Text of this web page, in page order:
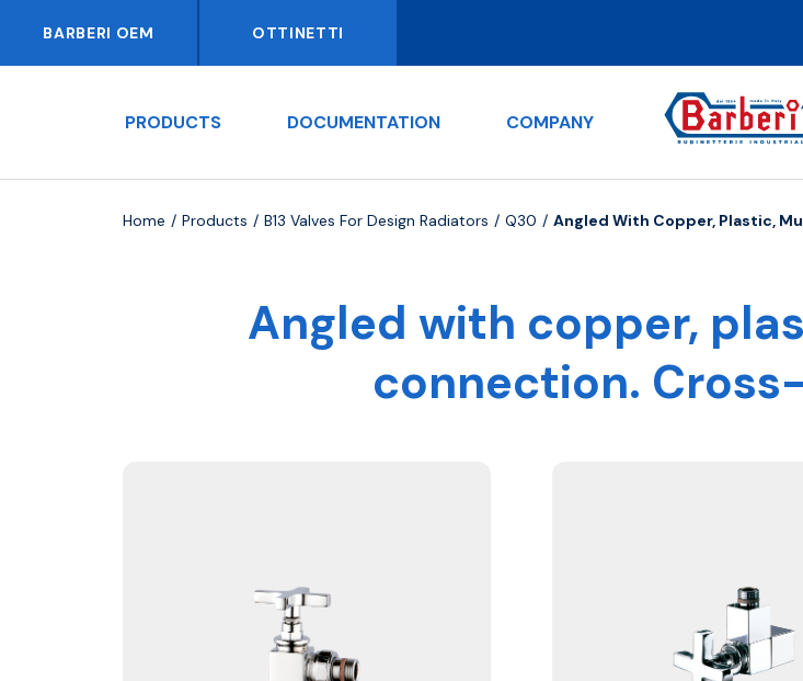
BARBERI OEM OTTINETTI
PRODUCTS DOCUMENTATION COMPANY
Home Products B13 Valves For Design Radiators Q30 Angled With Copper, Plastic,
Angled with copper,
connection.